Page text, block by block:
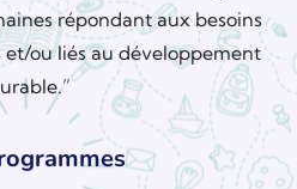
répondant aux besoins
et/ou liés au développement